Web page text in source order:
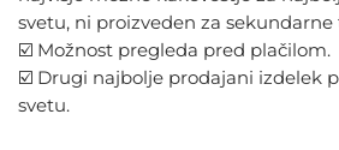
svetu, ni proizveden za sekundarne
☑️ Možnost pregleda pred plačilom.
☑️ Drugi najbolje prodajani izdelek
svetu.